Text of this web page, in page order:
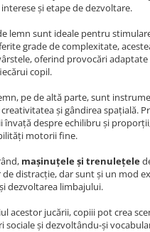
și etape de dezvoltare.
lemn sunt ideale pentru
grade de complexitate,
oferind provocări
copil.
pe de altă parte, sunt
și gândirea spațială.
învață despre echilibru și
motorii fine.
mașinuțele și trenulețele
distracție, dar sunt și un mod
dezvoltarea limbajului.
acestor jucării, copiii pot crea
sociale și dezvoltându-și